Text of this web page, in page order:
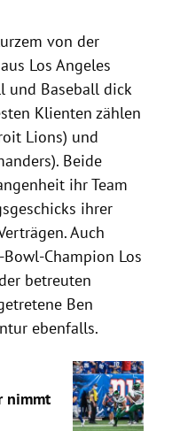
von der
Los Angeles
und Baseball dick
Klienten zählen
Lions) und
Beide
ihr Team
ihrer
Auch
Champion Los
betreuten
Ben
ebenfalls.
nimmt